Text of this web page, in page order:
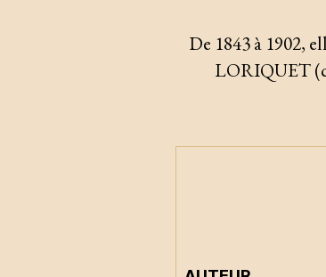
De 1843 à 1902,
LORIQUET